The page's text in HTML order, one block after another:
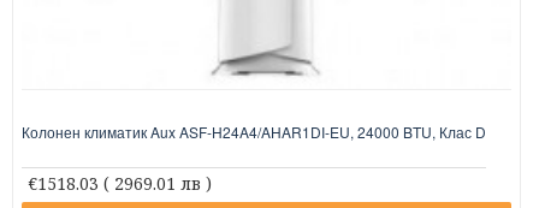
Колонен климатик Aux ASF-H24A4/AHAR1DI-EU, 24000 BTU, Клас D
€1518.03 ( 2969.01 лв )